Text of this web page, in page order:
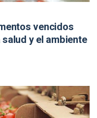
vencidos
y el ambiente